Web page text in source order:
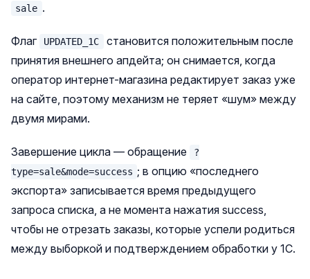
sale .
Флаг UPDATED_1C
становится положительным после
принятия внешнего апдейта; он снимается, когда
оператор интернет-магазина редактирует заказ уже
на сайте, поэтому механизм не теряет «шум» между
двумя мирами.
Завершение цикла — обращение
?
type=sale&mode=success ; в опцию «последнего
экспорта» записывается время предыдущего
запроса списка, а не момента нажатия success,
чтобы не отрезать заказы, которые успели родиться
между выборкой и подтверждением обработки у 1С.